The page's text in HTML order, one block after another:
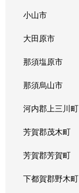
小山市
大田原市
那須塩原市
那須烏山市
河内郡上三川町
芳賀郡茂木町
芳賀郡芳賀町
下都賀郡野木町